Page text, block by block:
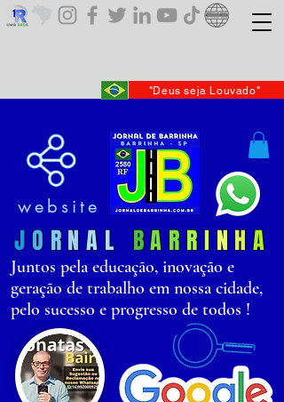
"Deus seja Louvado"
website
JO RNAL BARRI NHA
Juntos pela educação, inovação e
geração de trabalho em nossa cidade,
pelo sucesso e progresso de todos !